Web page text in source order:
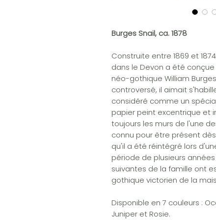
Burges Snail, ca. 1878
Construite entre 1869 et
dans le Devon a été
néo-gothique William
controversé, il aimait
considéré comme un
papier peint excentrique et
toujours les murs de l'une
connu pour être présent
qu'il a été réintégré lors
période de plusieurs
suivantes de la famille ont
gothique victorien de la
Disponible en 7 couleurs :
Juniper et Rosie.